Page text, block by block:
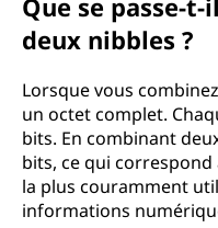
Que se passe-
deux nibbles ?
Lorsque vous
un octet complet.
bits. En combinant
bits, ce qui
la plus couramment
informations